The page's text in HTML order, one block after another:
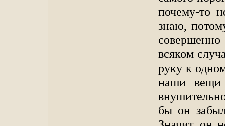
почему-то
знаю,
всяком
руку к
наши вещи
бы он